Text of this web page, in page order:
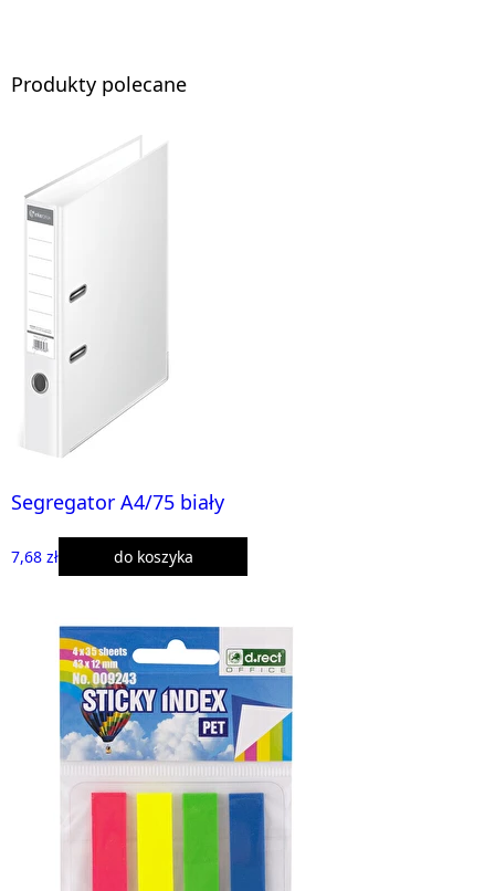
Produkty polecane
Segregator A4/75 biały
7,68 zł do koszyka